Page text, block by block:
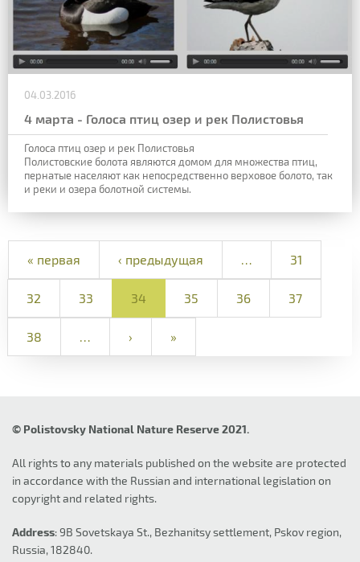
04.03.2016
4 марта - Голоса птиц озер и рек Полистовья
Голоса птиц озер и рек Полистовья
Полистовские болота являются домом для множества птиц,
пернатые населяют как непосредственно верховое болото, так
и реки и озера болотной системы.
« первая ‹ предыдущая … 31
32 33 34 35 36 37
38 … › »
© Polistovsky National Nature Reserve 2021.
All rights to any materials published on the website are protected
in accordance with the Russian and international legislation on
copyright and related rights.
Address: 9B Sovetskaya St., Bezhanitsy settlement, Pskov region,
Russia, 182840.